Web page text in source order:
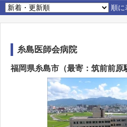
順
糸島医師会病院
福岡県糸島市（最寄：筑前前原